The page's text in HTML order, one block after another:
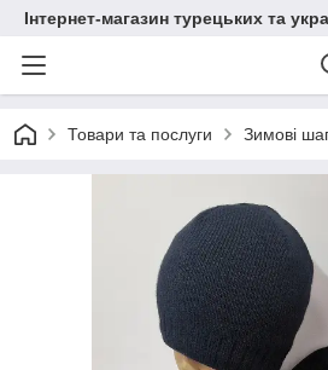
Інтернет-магазин турецьких та
Товари та послуги Зимові